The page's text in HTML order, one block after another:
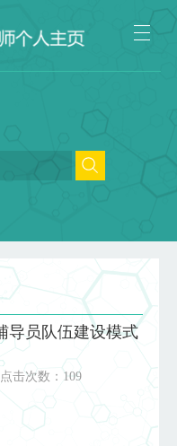
导员队伍建设模式
点击次数： 109